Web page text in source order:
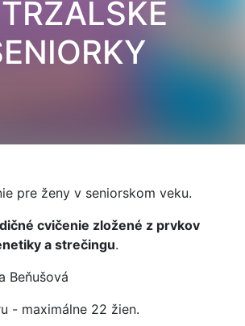
pre ženy v seniorskom veku.
cvičenie zložené z prvkov
a strečingu.
Beňušová
- maximálne 22 žien.